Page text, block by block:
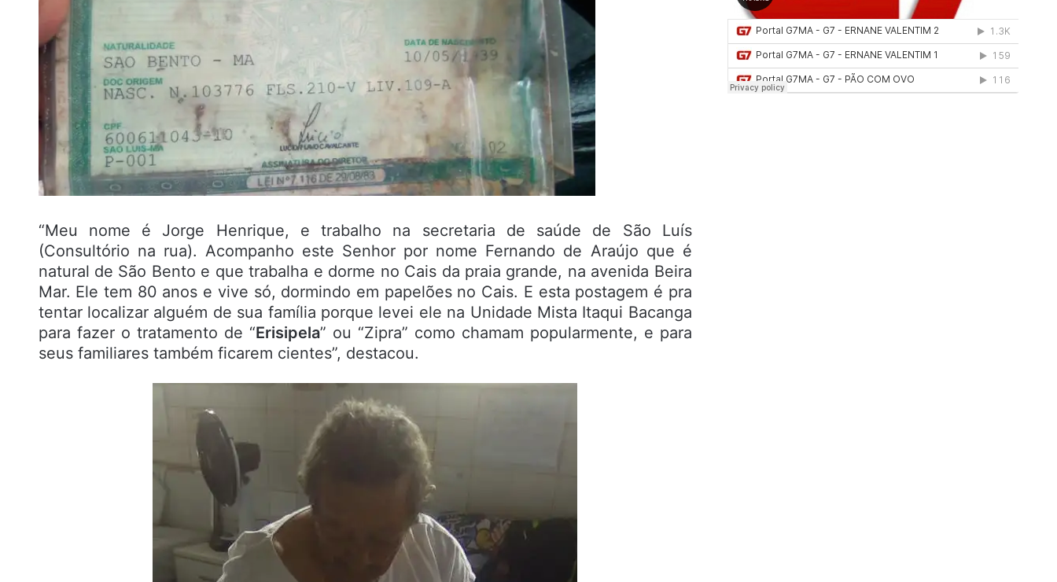
“Meu nome é Jorge Henrique, e trabalho na secretaria de saúde de São Luís
(Consultório na rua). Acompanho este Senhor por nome Fernando de Araújo que é
natural de São Bento e que trabalha e dorme no Cais da praia grande, na avenida Beira
Mar. Ele tem 80 anos e vive só, dormindo em papelões no Cais. E esta postagem é pra
tentar localizar alguém de sua família porque levei ele na Unidade Mista Itaqui Bacanga
para fazer o tratamento de “Erisipela” ou “Zipra” como chamam popularmente, e para
seus familiares também ficarem cientes”, destacou.